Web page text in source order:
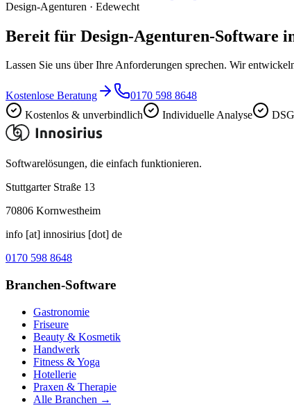
Design-Agenturen · Edewecht
Bereit für Design-Agenturen-Software
Lassen Sie uns über Ihre Anforderungen sprechen. Wir
Kostenlose Beratung
0170 598 8648
Kostenlos & unverbindlich
Individuelle Analyse
Softwarelösungen, die einfach funktionieren.
Stuttgarter Straße 13
70806 Kornwestheim
info [at] innosirius [dot] de
0170 598 8648
Branchen-Software
Gastronomie
Friseure
Beauty & Kosmetik
Handwerk
Fitness & Yoga
Hotellerie
Praxen & Therapie
Alle Branchen →